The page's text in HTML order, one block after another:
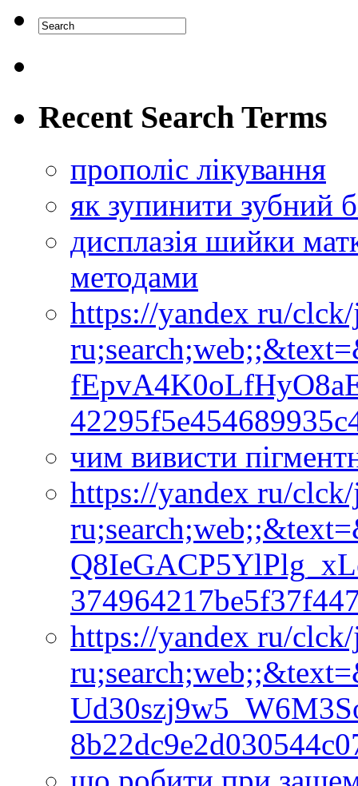
Recent Search Terms
прополіс лікування
як зупинити зубний
дисплазія шийки
методами
https://yandex ru/
чим вивисти
https://yandex ru/
https://yandex ru/